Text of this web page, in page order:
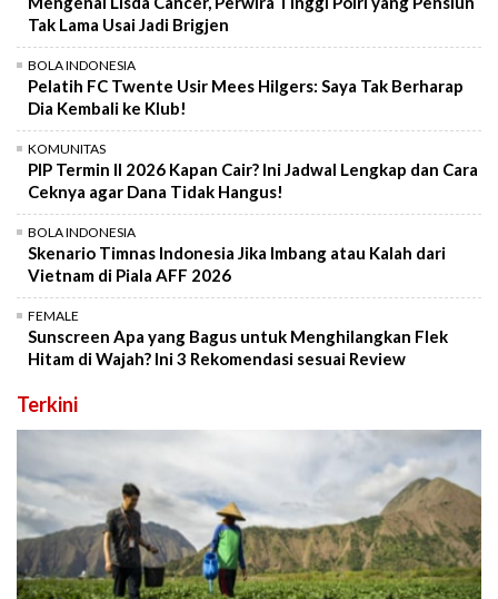
Tak Lama Usai Jadi Brigjen
BOLA INDONESIA
Pelatih FC Twente Usir Mees Hilgers: Saya Tak Berharap
Dia Kembali ke Klub!
KOMUNITAS
PIP Termin II 2026 Kapan Cair? Ini Jadwal Lengkap dan Cara
Ceknya agar Dana Tidak Hangus!
BOLA INDONESIA
Skenario Timnas Indonesia Jika Imbang atau Kalah dari
Vietnam di Piala AFF 2026
FEMALE
Sunscreen Apa yang Bagus untuk Menghilangkan Flek
Hitam di Wajah? Ini 3 Rekomendasi sesuai Review
Terkini